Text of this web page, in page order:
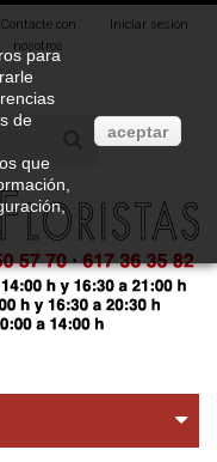
Iniciar sesión
Contacte con
nosotros
para
de
que
aceptar